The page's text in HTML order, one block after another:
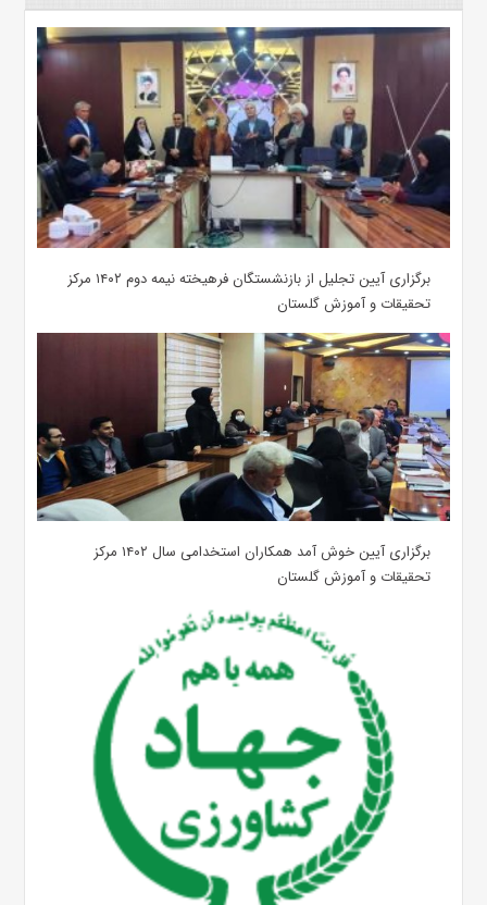
برگزاری آیین تجلیل از بازنشستگان فرهیخته نیمه دوم ۱۴۰۲ مرکز
تحقیقات و آموزش گلستان
برگزاری آیین خوش آمد همکاران استخدامی سال ۱۴۰۲ مرکز
تحقیقات و آموزش گلستان